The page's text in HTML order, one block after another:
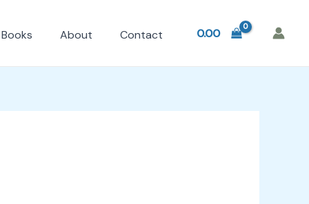
Books About Contact 0.00